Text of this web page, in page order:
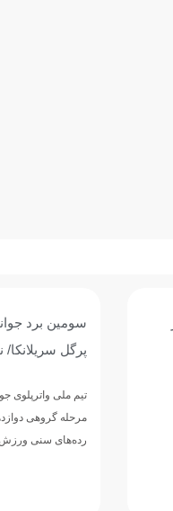
سومین برد
پرگل
تیم ملی واترپلوی
مرحله گروهی
رده‌های سنی